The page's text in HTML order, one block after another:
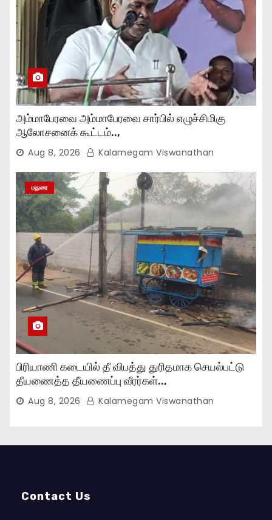
அம்மாபேரவை அம்மாபேரவை சார்பில் எழுச்சிமிகு
ஆலோசனைக் கூட்டம்..,
Aug 8, 2026 Kalamegam Viswanathan
மதுரை
பிரியாணி கடையில் தீ விபத்து துரிதமாக செயல்பட்டு
தீயணைத்த தீயணைப்பு வீரர்கள்..,
Aug 8, 2026 Kalamegam Viswanathan
Contact Us